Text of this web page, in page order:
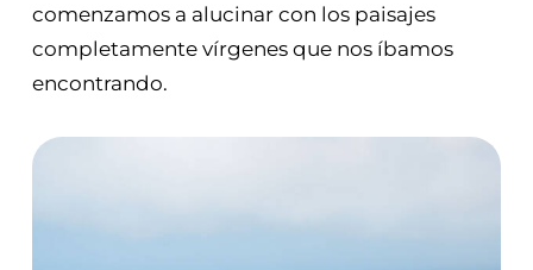
comenzamos a alucinar con los paisajes
completamente vírgenes que nos íbamos
encontrando.